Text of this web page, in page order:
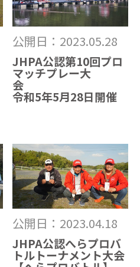
公開日：2023.05.28
JHPA公認第10回プロ
マッチプレー大
令和5年5月28日開催
公開日：2023.04.18
JHPA公認へらプロバ
トルトーナメント大会